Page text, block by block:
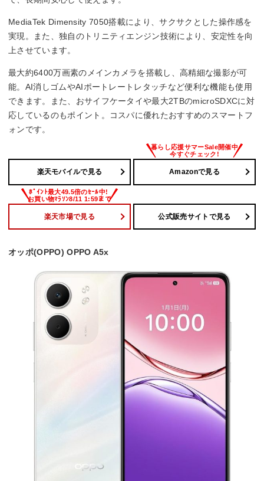
おサイフケータイ/FeliCa
おサイフケータイ
microSDXCメモリーカード
MediaTek Dimensity 7050搭載により、サクサクとした操作感を
実現。また、独自のトリニティエンジン技術により、安定性を向
上させています。
最大約6400万画素のメインカメラを搭載し、高精細な撮影が可
能。AI消しゴムやAIポートレートレタッチなど便利な機能も使用
できます。また、おサイフケータイや最大2TBのmicroSDXCに対
応しているのもポイント。コスパに優れたおすすめのスマートフ
ォンです。
楽天モバイルで見る Amazonで見る
楽天市場で見る 公式販売サイトで見る
オッポ(OPPO) OPPO A5x